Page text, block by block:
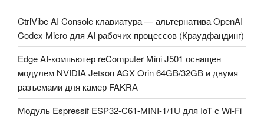
CtrlVibe AI Console клавиатура — альтернатива OpenAI
Codex Micro для AI рабочих процессов (Краудфандинг)
Edge AI-компьютер reComputer Mini J501 оснащен
модулем NVIDIA Jetson AGX Orin 64GB/32GB и двумя
разъемами для камер FAKRA
Модуль Espressif ESP32-C61-MINI-1/1U для IoT с Wi-Fi